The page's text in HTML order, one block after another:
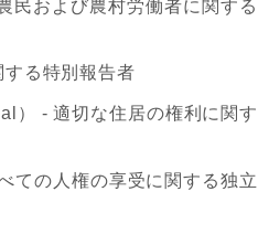
民および農村労働者に関する
る特別報告者
） -適切な住居の権利に関す
ての人権の享受に関する独立